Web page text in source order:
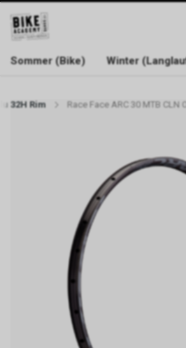
WELCOME TO BIKE
Sommer (Bike) Winter
32H Rim Race Face ARC 30 MTB